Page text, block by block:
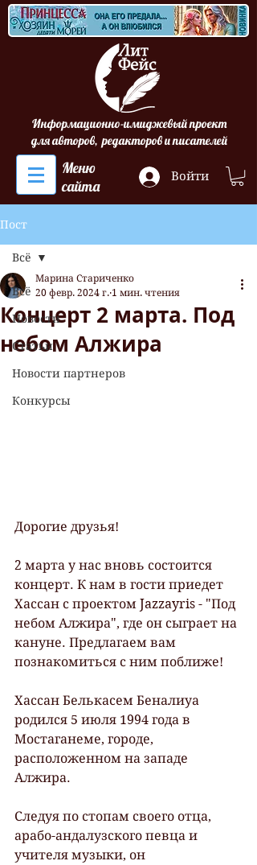
Информационно-имиджевый проект
для авторов, редакторов и писателей
Меню
сайта
Войти
Пост
Всё
Новости
Статьи
Новости партнеров
Конкурсы
Всё
Концерт 2 марта. Под
небом Алжира
Марина Стариченко
20 февр. 2024 г. 1 мин. чтения
Дорогие друзья!
2 марта у нас вновь состоится
концерт. К нам в гости приедет
Хассан с проектом Jazzayris - "Под
небом Алжира", где он сыграет на
кануне. Предлагаем вам
познакомиться с ним поближе!
Хассан Белькасем Беналиуа
родился 5 июля 1994 года в
Мостаганеме, городе,
расположенном на западе
Алжира.
Следуя по стопам своего отца,
арабо-андалузского певца и
учителя музыки, он